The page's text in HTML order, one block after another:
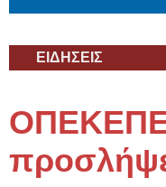
ΕΙΔΗΣΕΙΣ
ΟΠΕΚΕΠΕ: